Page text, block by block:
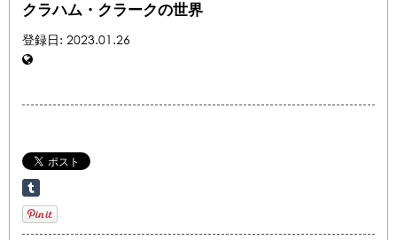
クラハム・クラークの世界
登録日: 2023.01.26